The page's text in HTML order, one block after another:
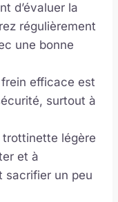
d’évaluer la
régulièrement
une bonne
efficace est
surtout à
trottinette légère
et à
sacrifier un peu